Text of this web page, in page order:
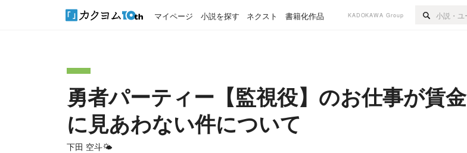
マイページ 小説を探す ネクスト 書籍化作品 KADOKAWA Group
勇者パーティー【監視役】のお仕事が賃金
に見あわない件について
下田 空斗🌤